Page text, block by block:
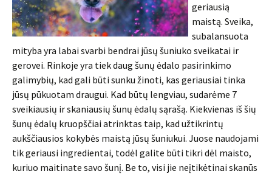
geriausią
maistą. Sveika,
subalansuota
mityba yra labai svarbi bendrai jūsų šuniuko sveikatai ir
gerovei. Rinkoje yra tiek daug šunų ėdalo pasirinkimo
galimybių, kad gali būti sunku žinoti, kas geriausiai tinka
jūsų pūkuotam draugui. Kad būtų lengviau, sudarėme 7
sveikiausių ir skaniausių šunų ėdalų sąrašą. Kiekvienas iš šių
šunų ėdalų kruopščiai atrinktas taip, kad užtikrintų
aukščiausios kokybės maistą jūsų šuniukui. Juose naudojami
tik geriausi ingredientai, todėl galite būti tikri dėl maisto,
kuriuo maitinate savo šunį. Be to, visi jie neįtikėtinai skanūs